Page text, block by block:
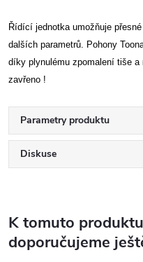
Řídící jednotka umožňuje
dalších parametrů. Pohony
díky plynulému zpomalení tiše
zavřeno !
Parametry produktu
Diskuse
K tomuto produktu
doporučujeme